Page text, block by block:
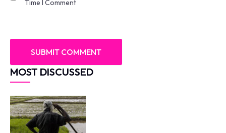
Time I Comment
MOST DISCUSSED